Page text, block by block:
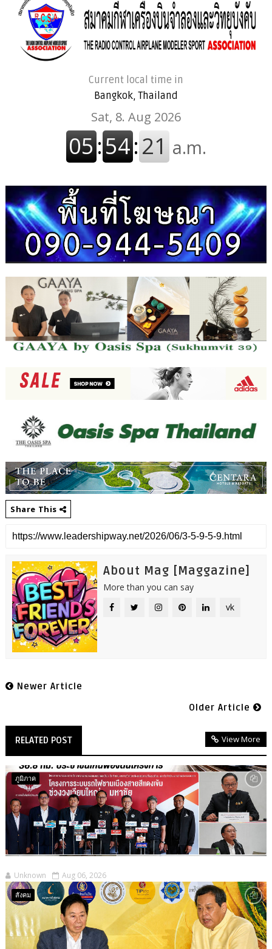
Current local time in
Bangkok, Thailand
Share This
About Mag [Maggazine]
More than you can say
vk
Newer Article
Older Article
RELATED POST View More
ภูมิภาค
Unknown Aug 06, 2026
สังคม